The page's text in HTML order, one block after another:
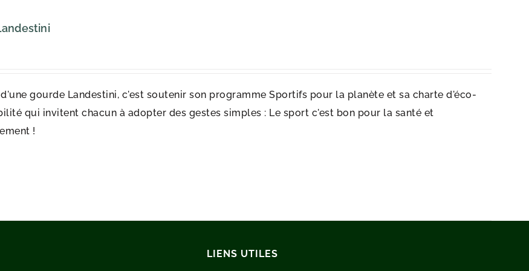
gourde Landestini, c'est soutenir son programme Sportifs pour la planète et sa charte d'éco-
qui invitent chacun à adopter des gestes simples : Le sport c'est bon pour la santé et
!
LIENS UTILES